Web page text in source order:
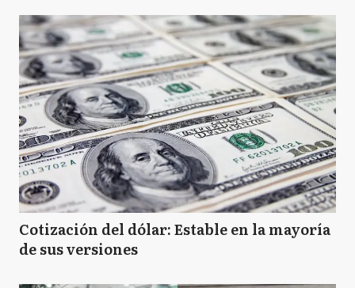
Cotización del dólar: Estable en la mayoría
de sus versiones